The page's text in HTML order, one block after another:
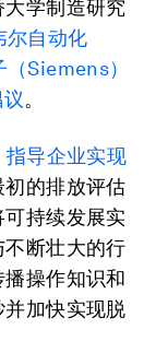
大学制造研究
尔自动化
（Siemens）
。
指导企业实现
的排放评估
持续发展实
断壮大的行
操作知识和
加快实现脱